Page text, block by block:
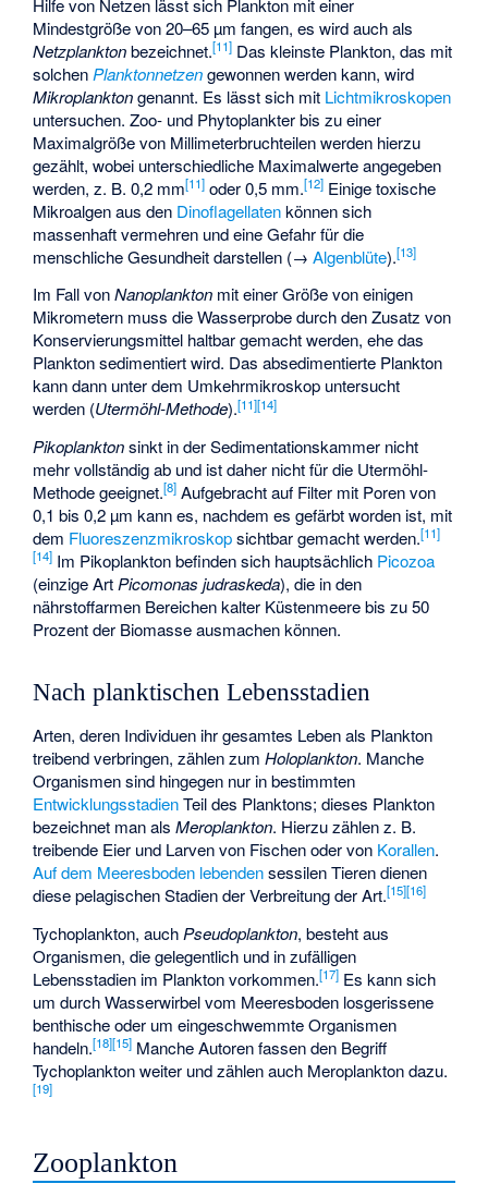
Mindestgröße von 20–65 µm fangen, es wird auch als
Netzplanktonbezeichnet.[11] Das kleinste Plankton, das mit
solchen Planktonnetzengewonnen werden kann, wird
Mikroplanktongenannt. Es lässt sich mit Lichtmikroskopen
untersuchen. Zoo- und Phytoplankter bis zu einer
Maximalgröße von Millimeterbruchteilen werden hierzu
gezählt, wobei unterschiedliche Maximalwerte angegeben
werden, z. B. 0,2 mm[11] oder 0,5 mm.[12] Einige toxische
Mikroalgen aus den Dinoflagellatenkönnen sich
massenhaft vermehren und eine Gefahr für die
menschliche Gesundheit darstellen (→Algenblüte).[13]
Im Fall vonNanoplankton mit einer Größe von einigen
Mikrometern muss die Wasserprobe durch den Zusatz von
Konservierungsmittel haltbar gemacht werden, ehe das
Plankton sedimentiert wird. Das absedimentierte Plankton
kann dann unter dem Umkehrmikroskop untersucht
werden (Utermöhl-Methode).[11][14]
Pikoplanktonsinkt in der Sedimentationskammer nicht
mehr vollständig ab und ist daher nicht für die Utermöhl-
Methode geeignet.[8] Aufgebracht auf Filter mit Poren von
0,1 bis 0,2 µm kann es, nachdem es gefärbt worden ist, mit
dem Fluoreszenzmikroskopsichtbar gemacht werden.[11]
[14] Im Pikoplankton befinden sich hauptsächlich Picozoa
(einzige Art Picomonas judraskeda), die in den
nährstoffarmen Bereichen kalter Küstenmeere bis zu 50
Prozent der Biomasse ausmachen können.
Nach planktischen Lebensstadien
Arten, deren Individuen ihr gesamtes Leben als Plankton
treibend verbringen, zählen zumHoloplankton. Manche
Organismen sind hingegen nur in bestimmten
EntwicklungsstadienTeil des Planktons; dieses Plankton
bezeichnet man alsMeroplankton. Hierzu zählen z. B.
treibende Eier und Larven von Fischen oder von Korallen.
Auf dem Meeresboden lebenden sessilenTieren dienen
diese pelagischen Stadien der Verbreitung der Art.[15][16]
Tychoplankton, auch Pseudoplankton, besteht aus
Organismen, die gelegentlich und in zufälligen
Lebensstadien im Plankton vorkommen.[17] Es kann sich
um durch Wasserwirbel vom Meeresboden losgerissene
benthische oder um eingeschwemmte Organismen
handeln.[18][15] Manche Autoren fassen den Begriff
Tychoplankton weiter und zählen auch Meroplankton dazu.
[19]
Zooplankton